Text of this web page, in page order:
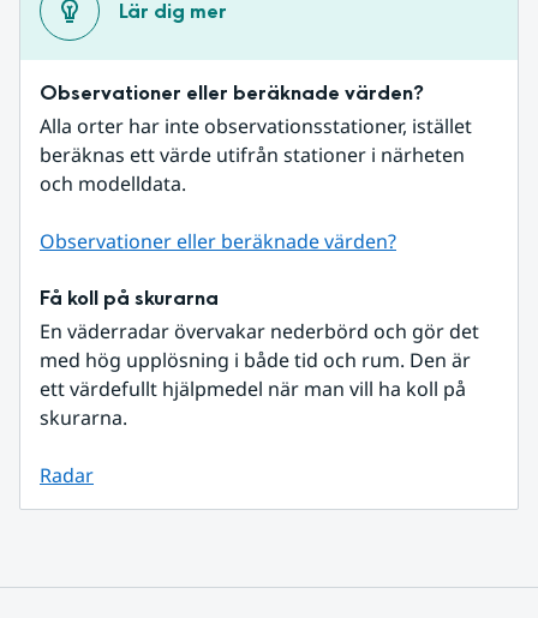
Lär dig mer
Observationer eller beräknade värden?
Alla orter har inte observationsstationer, istället
beräknas ett värde utifrån stationer i närheten
och modelldata.
Observationer eller beräknade värden?
Få koll på skurarna
En väderradar övervakar nederbörd och gör det
med hög upplösning i både tid och rum. Den är
ett värdefullt hjälpmedel när man vill ha koll på
skurarna.
Radar